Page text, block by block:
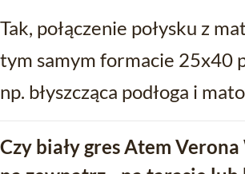
Tak, połączenie połysku z
tym samym formacie 25x40
np. błyszcząca podłoga i
Czy biały gres Atem